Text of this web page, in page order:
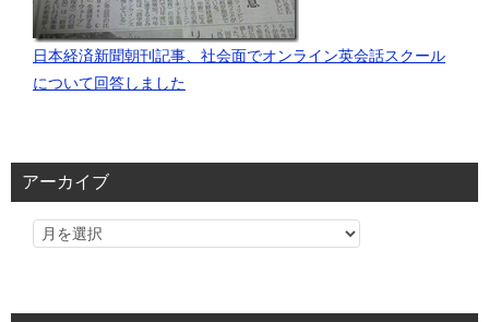
日本経済新聞朝刊記事、社会面でオンライン英会話スクール
について回答しました
アーカイブ